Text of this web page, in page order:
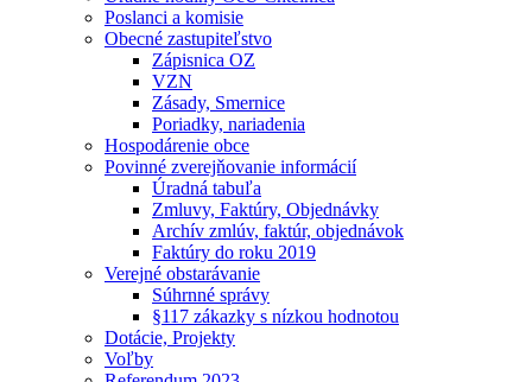
Poslanci a komisie
Obecné zastupiteľstvo
Zápisnica OZ
VZN
Zásady, Smernice
Poriadky, nariadenia
Hospodárenie obce
Povinné zverejňovanie informácií
Úradná tabuľa
Zmluvy, Faktúry, Objednávky
Archív zmlúv, faktúr, objednávok
Faktúry do roku 2019
Verejné obstarávanie
Súhrnné správy
§117 zákazky s nízkou hodnotou
Dotácie, Projekty
Voľby